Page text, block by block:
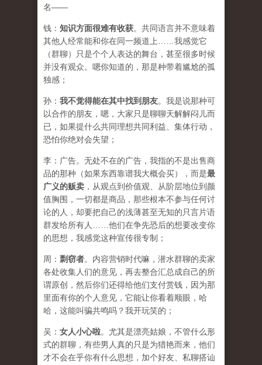
名——
钱： 知识方面很难有收获。共同语言并不意味着
其他人经常能和你在同一频道上……我感觉它
（群聊）只是个个人表达的舞台，甚至很多时候
并没有观众。嗯你知道的，那是种带着尴尬的孤
独感；
孙： 我不觉得能在其中找到朋友。我是说那种可
以合作的朋友，嗯，大家只是聊聊天解解闷儿而
已，如果提什么共同理想共同利益、集体行动，
恐怕你绝对会失望；
李：广告。无处不在的广告，我指的不是出售商
品的那种（如果东西靠谱我大概会买），而是最
广义的贩卖 ，从观点到价值观、从阶层地位到颜
值胸围，一切都是商品，那些根本不参与任何讨
论的人，却要把自己的浅薄甚至无知的只言片语
群发给所有人……他们在争先恐后的想要改变你
的思想，我感觉这种宣传很专制；
周： 剽窃者。内容营销时代嘛，潜水群聊的卖家
各处收集人们的意见，再去整合汇总成自己的所
谓原创，然后你们还得给他们支付赏钱，因为那
里面有你的个人意见，它能让你看着顺眼，哈
哈，这能叫骗共鸣吗？我开玩笑的；
吴： 女人小心啦。 尤其是漂亮姑娘，不管什么形
式的群聊，有些男人真的只是为猎艳而来，他们
才不会在乎你有什么思想，加个好友、私聊搭讪